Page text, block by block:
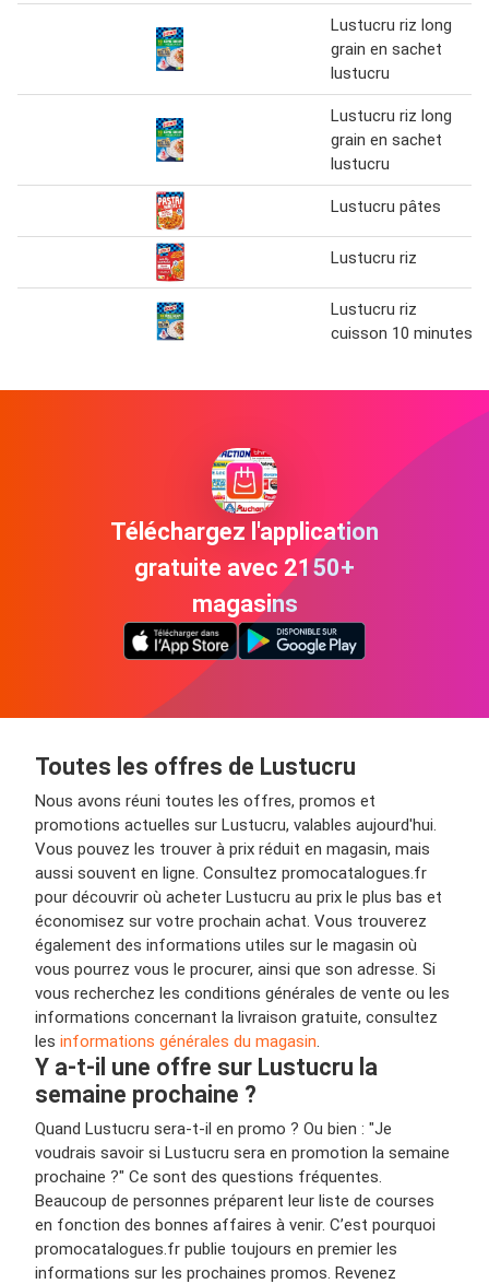
Lustucru riz long
grain en sachet
lustucru
Lustucru riz long
grain en sachet
lustucru
Lustucru pâtes
Lustucru riz
Lustucru riz
cuisson 10 minutes
Téléchargez l'application
gratuite avec 2150+
magasins
Toutes les offres de Lustucru
Nous avons réuni toutes les offres, promos et
promotions actuelles sur Lustucru, valables aujourd'hui.
Vous pouvez les trouver à prix réduit en magasin, mais
aussi souvent en ligne. Consultez promocatalogues.fr
pour découvrir où acheter Lustucru au prix le plus bas et
économisez sur votre prochain achat. Vous trouverez
également des informations utiles sur le magasin où
vous pourrez vous le procurer, ainsi que son adresse. Si
vous recherchez les conditions générales de vente ou les
informations concernant la livraison gratuite, consultez
les informations générales du magasin
Y a-t-il une offre sur Lustucru la
semaine prochaine ?
Quand Lustucru sera-t-il en promo ? Ou bien : "Je
voudrais savoir si Lustucru sera en promotion la semaine
prochaine ?" Ce sont des questions fréquentes.
Beaucoup de personnes préparent leur liste de courses
en fonction des bonnes affaires à venir. C’est pourquoi
promocatalogues.fr publie toujours en premier les
informations sur les prochaines promos. Revenez